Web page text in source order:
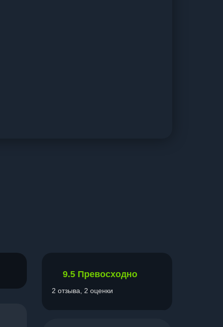
9.5 Превосходно
2 отзыва, 2 оценки